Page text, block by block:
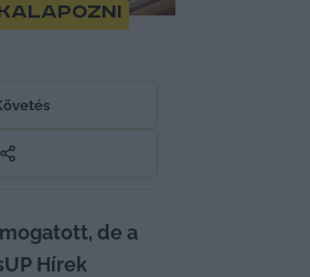
de a
Hírek